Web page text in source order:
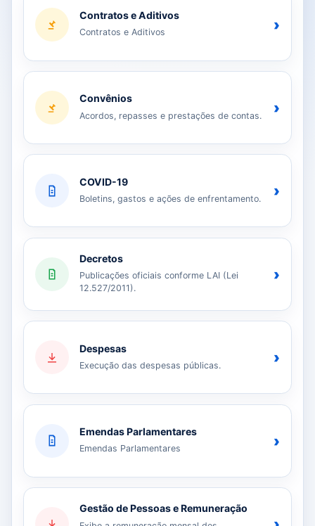
Contratos e Aditivos
Contratos e Aditivos ›
Convênios
Acordos, repasses e prestações de contas. ›
COVID-19
Boletins, gastos e ações de enfrentamento. ›
Decretos
Publicações oficiais conforme LAI (Lei
12.527/2011).
›
Despesas
Execução das despesas públicas. ›
Emendas Parlamentares
Emendas Parlamentares ›
Gestão de Pessoas e Remuneração